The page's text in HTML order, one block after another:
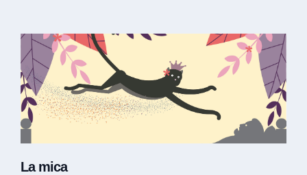
La mica